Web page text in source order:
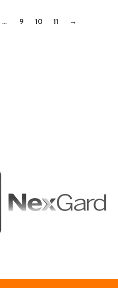
… 9 10 11 →